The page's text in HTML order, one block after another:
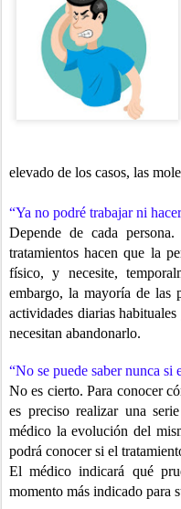
elevado de los casos, las
“Ya no podré trabajar ni
Depende de cada
tratamientoshacen que la
físico, y necesite,
embargo, la mayoría de las
actividades diarias
necesitan abandonarlo.
“No se puede saber nunca si
No es cierto. Para conocer
es preciso realizar una
médico la evolución del
podrá conocer si el
El médico indicará qué
momento más indicado para